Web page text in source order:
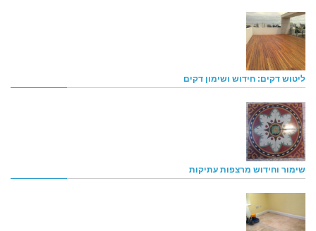
ליטוש דקים: חידוש ושימון דקים
שימור וחידוש מרצפות עתיקות